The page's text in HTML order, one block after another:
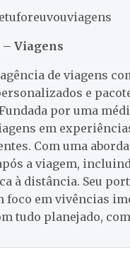
– Viagens
agência de viagens
e
por uma
em
Com uma
a viagem,
à distância. Seu
foco em vivências
tudo planejado,